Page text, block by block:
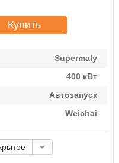
Купить
Supermaly
400 кВт
Автозапуск
Weichai